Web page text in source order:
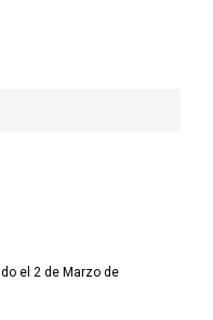
el 2 de Marzo de